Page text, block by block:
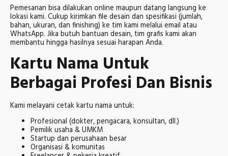
Pemesanan bisa dilakukan online maupun datang langsung ke
lokasi kami. Cukup kirimkan file desain dan spesifikasi (jumlah,
bahan, ukuran, dan finishing) ke tim kami melalui email atau
WhatsApp. Jika butuh bantuan desain, tim grafis kami akan
membantu hingga hasilnya sesuai harapan Anda.
Kartu Nama Untuk
Berbagai Profesi Dan Bisnis
Kami melayani cetak kartu nama untuk:
Profesional (dokter, pengacara, konsultan, dll.)
Pemilik usaha & UMKM
Startup dan perusahaan besar
Organisasi & komunitas